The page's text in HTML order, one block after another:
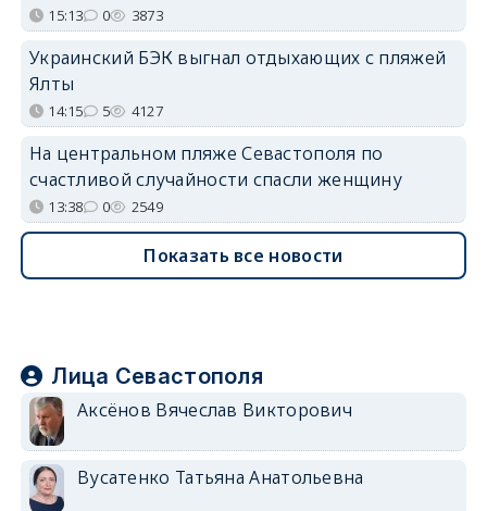
15:13 0 3873
Украинский БЭК выгнал отдыхающих с пляжей
Ялты
14:15 5 4127
На центральном пляже Севастополя по
счастливой случайности спасли женщину
13:38 0 2549
Показать все новости
Лица Севастополя
Аксёнов Вячеслав Викторович
Вусатенко Татьяна Анатольевна